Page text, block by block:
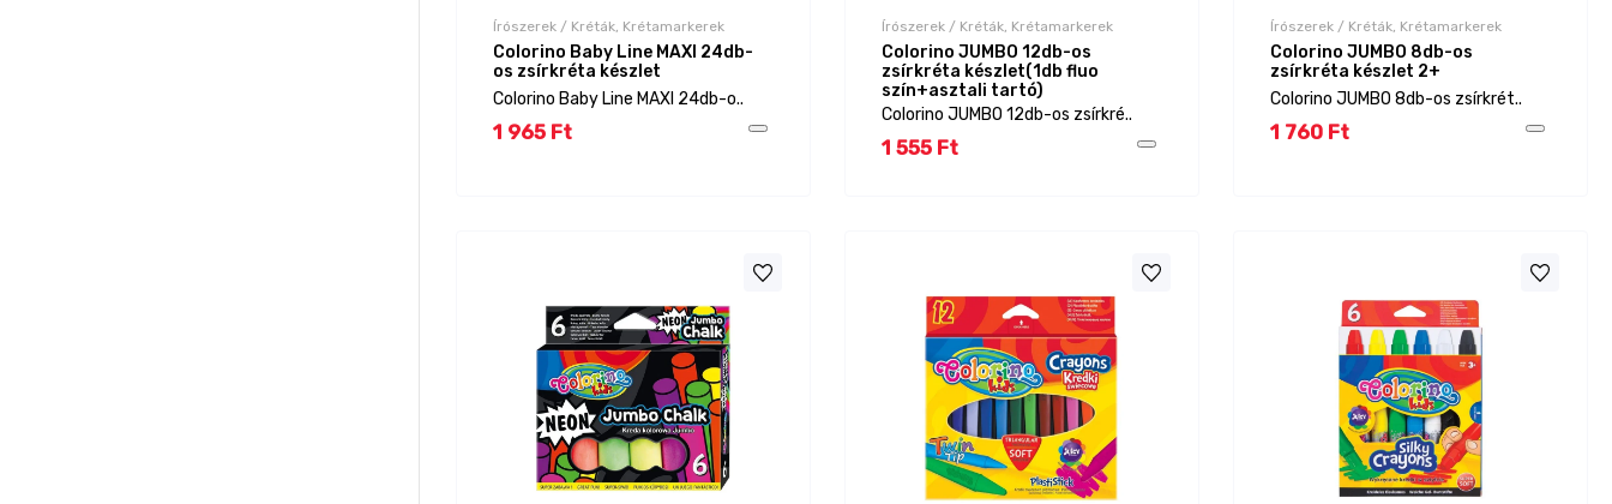
Írószerek / Kréták, Krétamarkerek
Colorino Baby Line MAXI 24db-
os zsírkréta készlet
Colorino Baby Line MAXI 24db-o..
1 965 Ft
Írószerek / Kréták, Krétamarkerek
Colorino JUMBO 12db-os
zsírkréta készlet(1db fluo
szín+asztali tartó)
Colorino JUMBO 12db-os zsírkré..
1 555 Ft
Írószerek / Kréták, Krétamarkerek
Colorino JUMBO 8db-os
zsírkréta készlet 2+
Colorino JUMBO 8db-os zsírkrét..
1 760 Ft